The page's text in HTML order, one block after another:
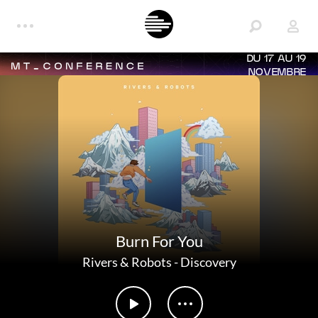
DU 17 AU 19
NOVEMBRE
Burn For You
Rivers & Robots-Discovery